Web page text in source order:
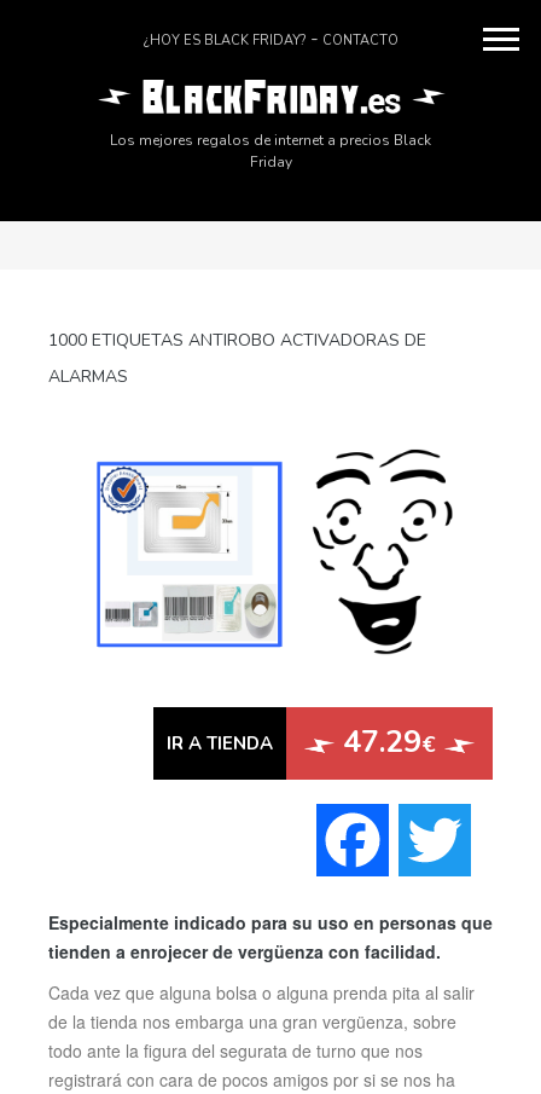
¿HOY ES BLACK FRIDAY? CONTACTO
Los mejores regalos de internet a precios Black
Friday
1000 ETIQUETAS ANTIROBO ACTIVADORAS DE
ALARMAS
IR A TIENDA 47.29€
Especialmente indicado para su uso en personas que
tienden a enrojecer de vergüenza con facilidad.
Cada vez que alguna bolsa o alguna prenda pita al salir
de la tienda nos embarga una gran vergüenza, sobre
todo ante la figura del segurata de turno que nos
registrará con cara de pocos amigos por si se nos ha